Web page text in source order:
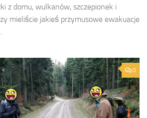
z domu, wulkanów, szczepionek i
mieliście jakieś przymusowe ewakuacje
0